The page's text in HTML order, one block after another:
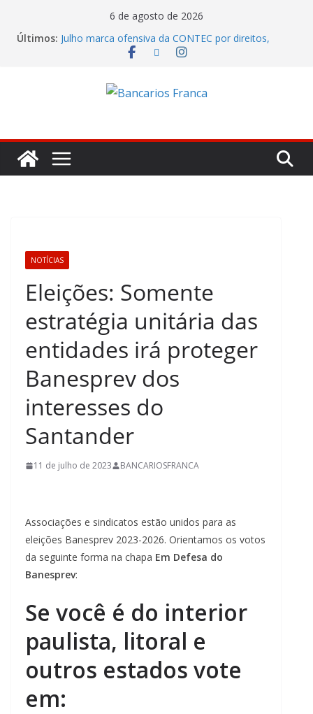
6 de agosto de 2026
Últimos: Julho marca ofensiva da CONTEC por direitos,
valorização e ganho real
condiciona avanços à decisão da Fenaban
Caixa tenta jogar déficit do Saúde Caixa no colo
Fenaban tenta transformar reivindicações em
prejuízo e segura proposta econômica
NOTÍCIAS
Eleições: Somente
estratégia unitária das
entidades irá proteger
Banesprev dos
interesses do
Santander
11 de julho de 2023 BANCARIOSFRANCA
Associações e sindicatos estão unidos para as
eleições Banesprev 2023-2026. Orientamos os votos
da seguinte forma na chapa Em Defesa do
Banesprev:
Se você é do interior
paulista, litoral e
outros estados vote
em: